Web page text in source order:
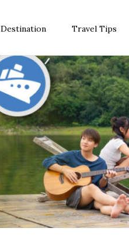
Destination Travel Tips